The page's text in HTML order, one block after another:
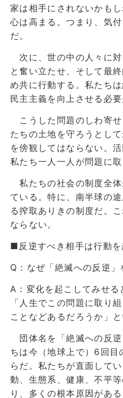
家は相手にされないかも
心は高まる。つまり、気
だ。
次に、世の中の人々に
と奮い立たせ、そして最
め共に行動する。私たち
民主主義を向上させる必要
こうした問題のしわ寄
たちの土地を守ろうとし
を傍観してはならない。
私たち一人一人が問題に取
私たちの社会の制度全
ている。特に、南半球の
る搾取ありきの制度だ。
ならない。
■反逆すべき相手は行動
Q：なぜ「絶滅への反逆」
A：変化を起こしてみせる
「人生でこの問題に取り
ことなどあるだろうか」
団体名を「絶滅への反
ちは今（地球上で）6回目
らだ。私たちが直面して
動、生態系、健康、不平
り、多くの根本原因があ